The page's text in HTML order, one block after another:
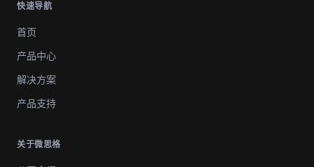
快速导航
首页
产品中心
解决方案
产品支持
关于微思格